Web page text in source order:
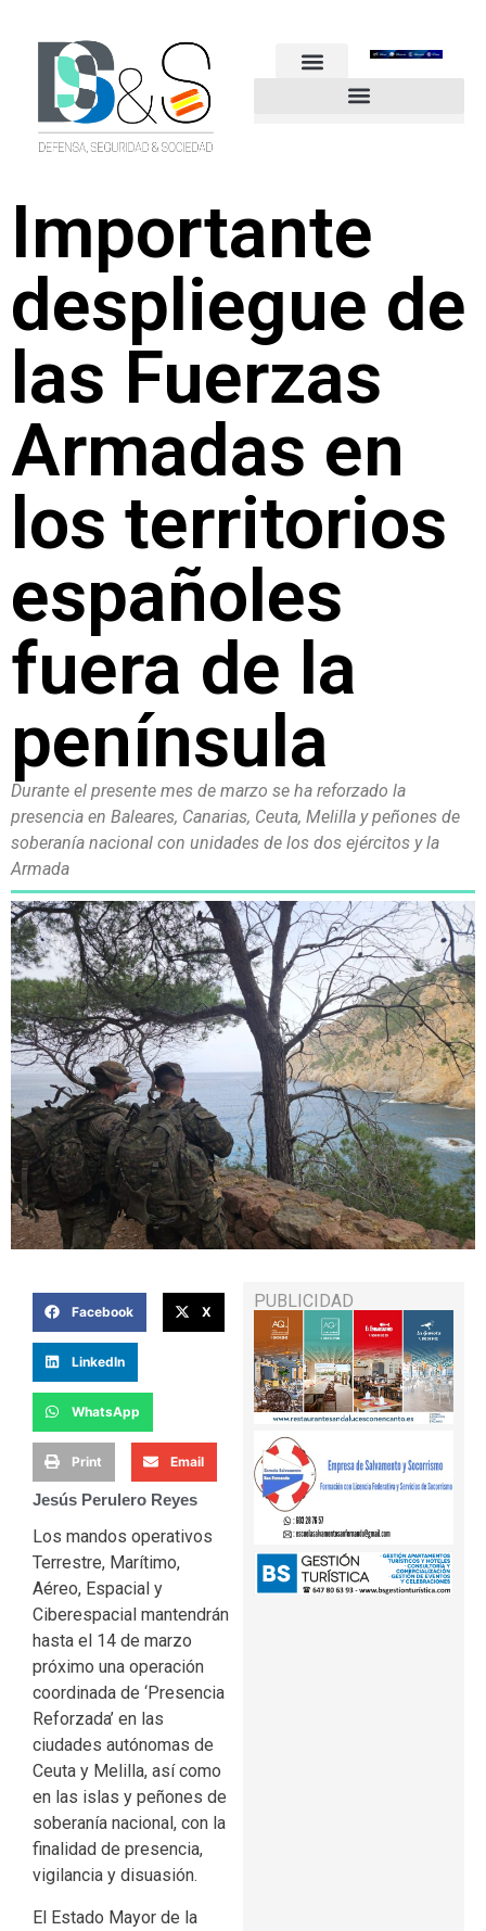
Importante
despliegue de
las Fuerzas
Armadas en
los territorios
españoles
fuera de la
península
Durante el presente mes de marzo se ha reforzado la
presencia en Baleares, Canarias, Ceuta, Melilla y peñones de
soberanía nacional con unidades de los dos ejércitos y la
Armada
Facebook X
LinkedIn
WhatsApp
Print Email
Jesús Perulero Reyes
Los mandos operativos
Terrestre, Marítimo,
Aéreo, Espacial y
Ciberespacial mantendrán
hasta el 14 de marzo
próximo una operación
coordinada de ‘Presencia
Reforzada’ en las
ciudades autónomas de
Ceuta y Melilla, así como
en las islas y peñones de
soberanía nacional, con la
finalidad de presencia,
vigilancia y disuasión.
El Estado Mayor de la
PUBLICIDAD